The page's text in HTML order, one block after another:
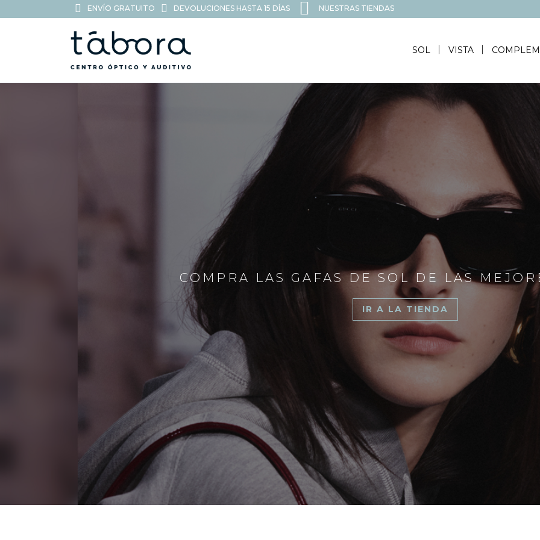
ENVÍO GRATUITO DEVOLUCIONES HASTA 15 DÍAS NUESTRAS TIENDAS
SOL VISTA
COMPRA LAS GAFAS DE SOL DE LAS
IR A LA TIENDA